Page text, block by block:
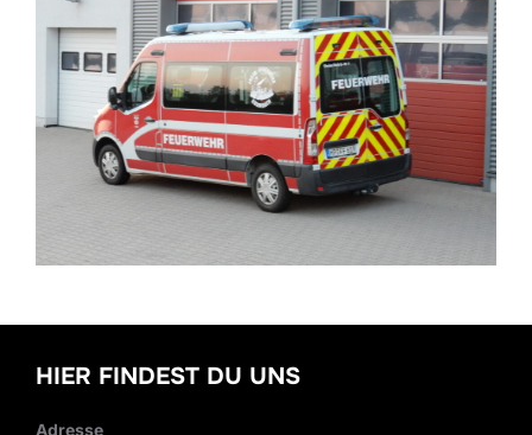
HIER FINDEST DU UNS
Adresse